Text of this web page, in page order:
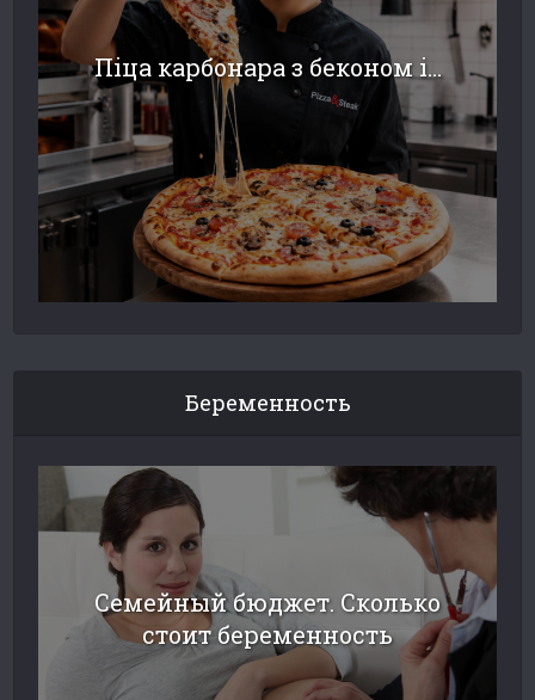
Піца карбонара з беконом і...
Беременность
Семейный бюджет. Сколько
стоит беременность